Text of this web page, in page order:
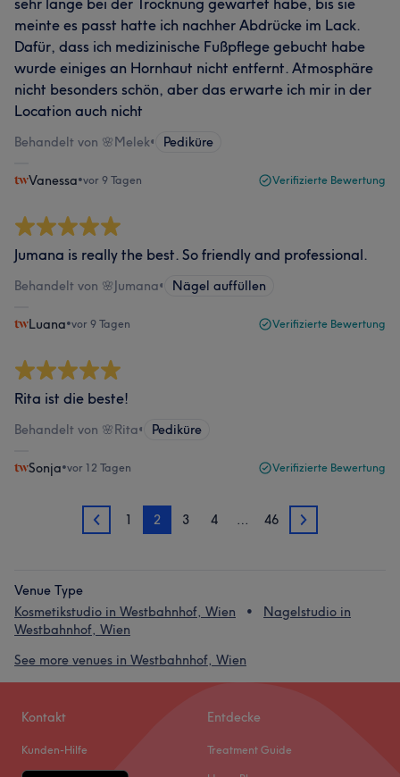
sehr lange bei der Trocknung gewartet habe, bis sie
meinte es passt hatte ich nachher Abdrücke im Lack.
Dafür, dass ich medizinische Fußpflege gebucht habe
wurde einiges an Hornhaut nicht entfernt. Atmosphäre
nicht besonders schön, aber das erwarte ich mir in der
Location auch nicht
Behandelt von 🌸Melek• Pediküre
Vanessa•vor 9 Tagen Verifizierte Bewertung
Jumana is really the best. So friendly and professional.
Behandelt von 🌸Jumana• Nägel auffüllen
Luana•vor 9 Tagen Verifizierte Bewertung
Rita ist die beste!
Behandelt von 🌸Rita• Pediküre
Sonja•vor 12 Tagen Verifizierte Bewertung
1 1 2 3 4 … 46 3
Venue Type
Kosmetikstudio in Westbahnhof, Wien
Nagelstudio in
Westbahnhof, Wien
See more venues in Westbahnhof, Wien
Kontakt
Kunden-Hilfe
Entdecke
Treatment Guide